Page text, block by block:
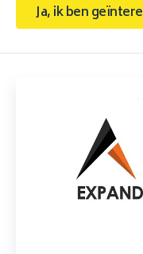
Ja, ik ben